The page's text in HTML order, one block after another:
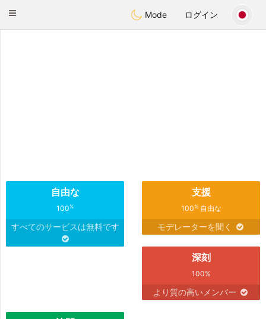
日本Chat
Toggle
Mode ログイン
自由な
100%
すべてのサービスは無料です
支援
100%自由な
モデレーターを聞く
深刻
100%
より質の高いメンバー